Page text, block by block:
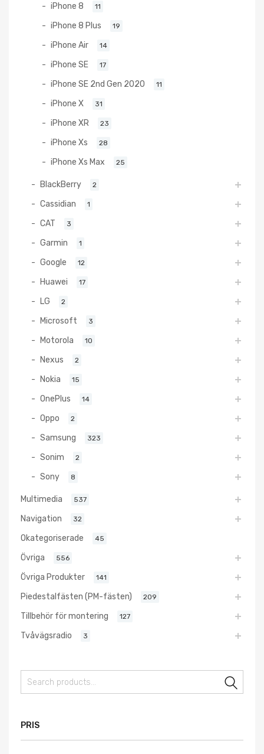
iPhone 8 11
iPhone 8 Plus 19
iPhone Air 14
iPhone SE 17
iPhone SE 2nd Gen 2020 11
iPhone X 31
iPhone XR 23
iPhone Xs 28
iPhone Xs Max 25
BlackBerry 2
Cassidian 1
CAT 3
Garmin 1
Google 12
Huawei 17
LG 2
Microsoft 3
Motorola 10
Nexus 2
Nokia 15
OnePlus 14
Oppo 2
Samsung 323
Sonim 2
Sony 8
Multimedia 537
Navigation 32
Okategoriserade 45
Övriga 556
Övriga Produkter 141
Piedestalfästen (PM-fästen) 209
Tillbehör för montering 127
Tvåvägsradio 3
PRIS